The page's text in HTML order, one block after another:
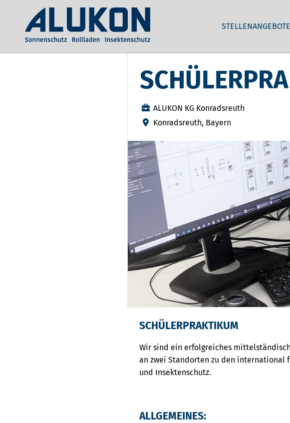
STELLENANGEBOTE
ALUKON KG Konradsreuth
Konradsreuth, Bayern
SCHÜLERPRAKTIKUM
Wir sind ein erfolgreiches
an zwei Standorten zu den international
und Insektenschutz.
ALLGEMEINES: